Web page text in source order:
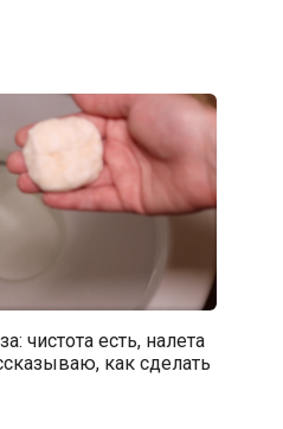
чистота есть, налета
как сделать